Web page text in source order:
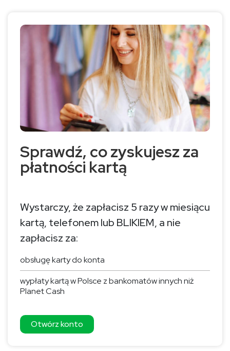
Sprawdź, co zyskujesz za
płatności kartą
Wystarczy, że zapłacisz 5 razy w miesiącu
kartą, telefonem lub BLIKIEM, a nie
zapłacisz za:
obsługę karty do konta
wypłaty kartą w Polsce z bankomatów innych niż
Planet Cash
Otwórz konto